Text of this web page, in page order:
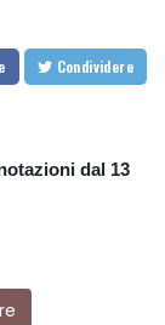
Condividere
dal 13